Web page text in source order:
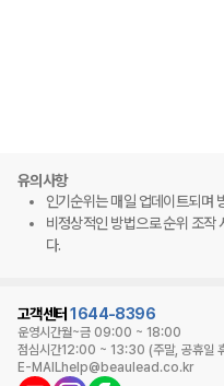
유의사항
인기순위는 매일 업데이트되며
비정상적인 방법으로 순위 조작
다.
고객센터 1644-8396
운영시간월~금 09:00 ~ 18:00
점심시간12:00 ~ 13:30 (주말, 공휴일
E-MAILhelp@beaulead.co.kr